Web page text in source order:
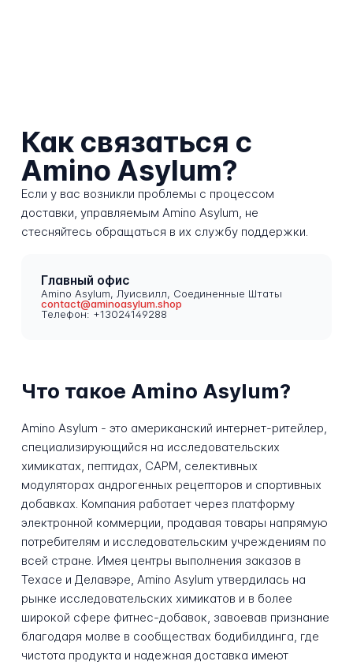
Как связаться с
Amino Asylum?
Если у вас возникли проблемы с процессом
доставки, управляемым Amino Asylum, не
стесняйтесь обращаться в их службу поддержки.
Главный офис
Amino Asylum, Луисвилл, Соединенные Штаты
contact@aminoasylum.shop
Телефон: +13024149288
Что такое Amino Asylum?
Amino Asylum - это американский интернет-ритейлер,
специализирующийся на исследовательских
химикатах, пептидах, САРМ, селективных
модуляторах андрогенных рецепторов и спортивных
добавках. Компания работает через платформу
электронной коммерции, продавая товары напрямую
потребителям и исследовательским учреждениям по
всей стране. Имея центры выполнения заказов в
Техасе и Делавэре, Amino Asylum утвердилась на
рынке исследовательских химикатов и в более
широкой сфере фитнес-добавок, завоевав признание
благодаря молве в сообществах бодибилдинга, где
чистота продукта и надежная доставка имеют